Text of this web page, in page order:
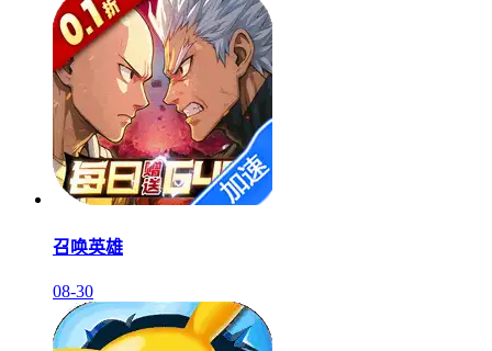
召唤英雄
08-30